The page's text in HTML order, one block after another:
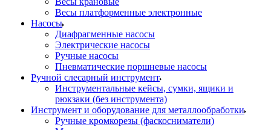
Весы платформенные электронные
Насосы
Диафрагменные насосы
Электрические насосы
Ручные насосы
Пневматические поршневые насосы
Ручной слесарный инструмент
Инструментальные кейсы, сумки, ящики и
рюкзаки (без инструмента)
Инструмент и оборудование для металлообработки
Ручные кромкорезы (фаскосниматели)